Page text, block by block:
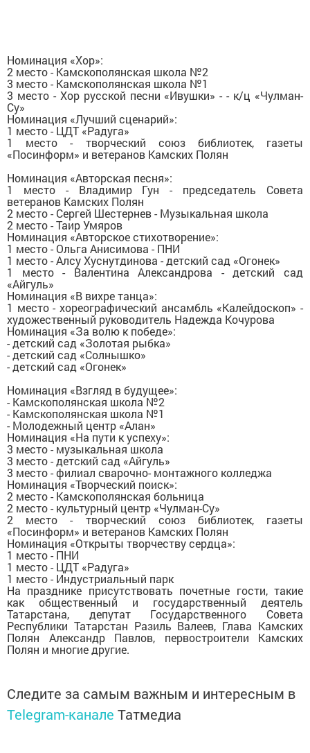
Номинация «Хор»:
2 место - Камскополянская школа №2
3 место - Камскополянская школа №1
3 место - Хор русской песни «Ивушки» - - к/ц «Чулман-
Су»
Номинация «Лучший сценарий»:
1 место - ЦДТ «Радуга»
1 место - творческий союз библиотек, газеты
«Посинформ» и ветеранов Камских Полян
Номинация «Авторская песня»:
1 место - Владимир Гун - председатель Совета
ветеранов Камских Полян
2 место - Сергей Шестернев - Музыкальная школа
2 место - Таир Умяров
Номинация «Авторское стихотворение»:
1 место - Ольга Анисимова - ПНИ
1 место - Алсу Хуснутдинова - детский сад «Огонек»
1 место - Валентина Александрова - детский сад
«Айгуль»
Номинация «В вихре танца»:
1 место - хореографический ансамбль «Калейдоскоп» -
художественный руководитель Надежда Кочурова
Номинация «За волю к победе»:
- детский сад «Золотая рыбка»
- детский сад «Солнышко»
- детский сад «Огонек»
Номинация «Взгляд в будущее»:
- Камскополянская школа №2
- Камскополянская школа №1
- Молодежный центр «Алан»
Номинация «На пути к успеху»:
3 место - музыкальная школа
3 место - детский сад «Айгуль»
3 место - филиал сварочно- монтажного колледжа
Номинация «Творческий поиск»:
2 место - Камскополянская больница
2 место - культурный центр «Чулман-Су»
2 место - творческий союз библиотек, газеты
«Посинформ» и ветеранов Камских Полян
Номинация «Открыты творчеству сердца»:
1 место - ПНИ
1 место - ЦДТ «Радуга»
1 место - Индустриальный парк
На празднике присутствовать почетные гости, такие
как общественный и государственный деятель
Татарстана, депутат Государственного Совета
Республики Татарстан Разиль Валеев, Глава Камских
Полян Александр Павлов, первостроители Камских
Полян и многие другие.
Следите за самым важным и интересным в
Telegram-канале Татмедиа